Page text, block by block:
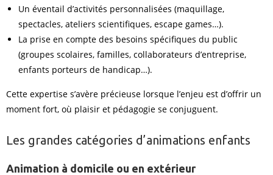
Un éventail d’activités personnalisées (maquillage,
spectacles, ateliers scientifiques, escape games…).
La prise en compte des besoins spécifiques du public
(groupes scolaires, familles, collaborateurs d’entreprise,
enfants porteurs de handicap…).
Cette expertise s’avère précieuse lorsque l’enjeu est d’offrir un
moment fort, où plaisir et pédagogie se conjuguent.
Les grandes catégories d’animations enfants
Animation à domicile ou en extérieur